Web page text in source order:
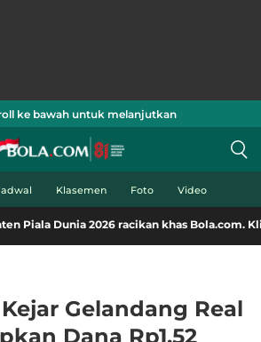
ke bawah untuk melanjutkan
Klasemen Foto Video
racikan khas Bola.com. Klik di sini!
Kejar Gelandang Real
Dana Rp1,52